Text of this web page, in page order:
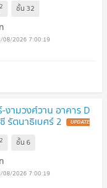
2 ชั้น 32
08/2026 7:00:19
ามวงศ์วาน อาคาร D
รัตนาธิเบศร์ 2
2 ชั้น6
08/2026 7:00:19